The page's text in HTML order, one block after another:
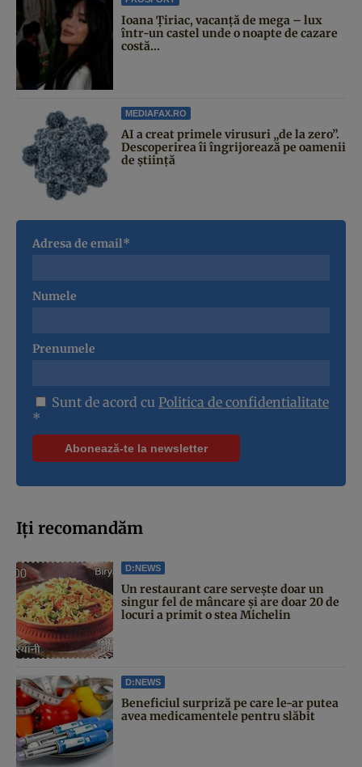
Ioana Țiriac, vacanță de mega – lux
într-un castel unde o noapte de cazare
costă...
MEDIAFAX.RO
AI a creat primele virusuri „de la zero”.
Descoperirea îi îngrijorează pe oamenii
de știință
Adresa de email*
Numele
Prenumele
Sunt de acord cu Politica de confidentialitate
*
Iți recomandăm
D:NEWS
Un restaurant care servește doar un
singur fel de mâncare și are doar 20 de
locuri a primit o stea Michelin
D:NEWS
Beneficiul surpriză pe care le-ar putea
avea medicamentele pentru slăbit